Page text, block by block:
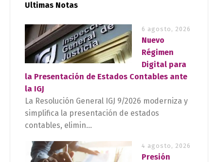
Ultimas Notas
6 agosto, 2026
Nuevo
Régimen
Digital para
la Presentación de Estados Contables ante
la IGJ
La Resolución General IGJ 9/2026 moderniza y
simplifica la presentación de estados
contables, elimin...
4 agosto, 2026
Presión